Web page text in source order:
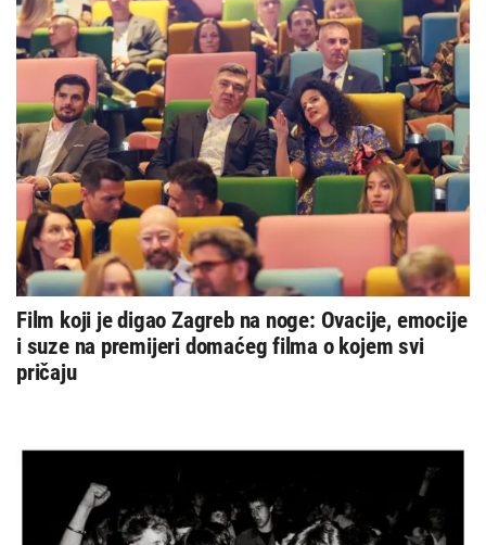
Film koji je digao Zagreb na noge: Ovacije, emocije
i suze na premijeri domaćeg filma o kojem svi
pričaju